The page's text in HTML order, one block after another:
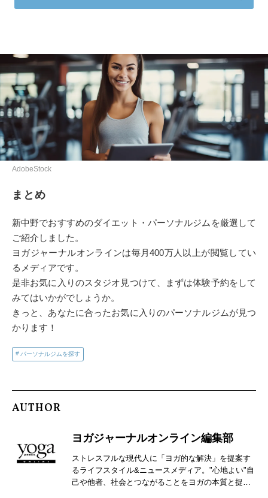
AdobeStock
まとめ
新中野でおすすめのダイエット・パーソナルジムを厳選して
ご紹介しました。
ヨガジャーナルオンラインは毎月400万人以上が閲覧してい
るメディアです。
是非お気に入りのスタジオ見つけて、まずは体験予約をして
みてはいかがでしょうか。
きっと、あなたに合ったお気に入りのパーソナルジムが見つ
かります！
パーソナルジムを探す
AUTHOR
ヨガジャーナルオンライン編集部
ストレスフルな現代人に「ヨガ的な解決」を提案す
るライフスタイル&ニュースメディア。"心地よい"自
己や他者、社会とつながることをヨガの本質と捉